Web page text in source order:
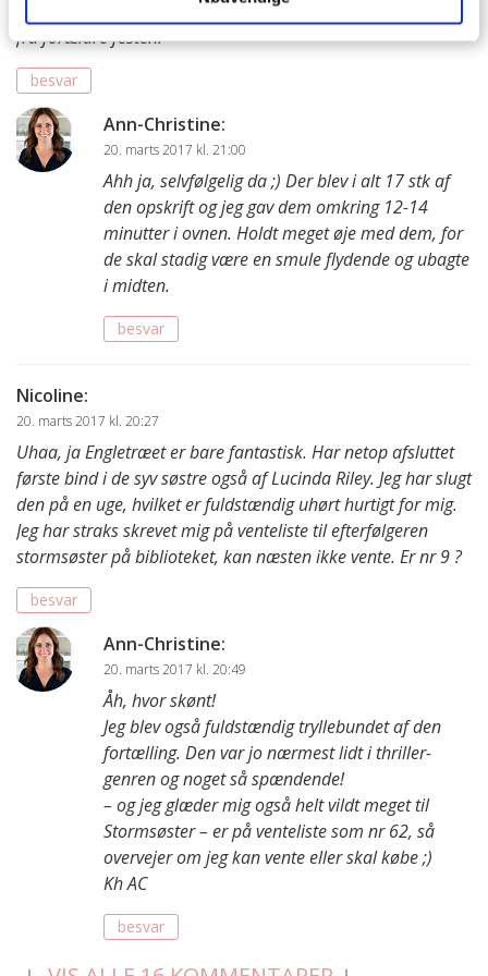
Den hvor chokoladekagen er lavet til muffins – opskriften
fra forældre festen.
besvar
Ann-Christine:
20. marts 2017 kl. 21:00
Ahh ja, selvfølgelig da ;) Der blev i alt 17 stk af
den opskrift og jeg gav dem omkring 12-14
minutter i ovnen. Holdt meget øje med dem, for
de skal stadig være en smule flydende og ubagte
i midten.
besvar
Nicoline:
20. marts 2017 kl. 20:27
Uhaa, ja Engletræet er bare fantastisk. Har netop afsluttet
første bind i de syv søstre også af Lucinda Riley. Jeg har slugt
den på en uge, hvilket er fuldstændig uhørt hurtigt for mig.
Jeg har straks skrevet mig på venteliste til efterfølgeren
stormsøster på biblioteket, kan næsten ikke vente. Er nr 9 ?
besvar
Ann-Christine:
20. marts 2017 kl. 20:49
Åh, hvor skønt!
Jeg blev også fuldstændig tryllebundet af den
fortælling. Den var jo nærmest lidt i thriller-
genren og noget så spændende!
– og jeg glæder mig også helt vildt meget til
Stormsøster – er på venteliste som nr 62, så
overvejer om jeg kan vente eller skal købe ;)
Kh AC
besvar